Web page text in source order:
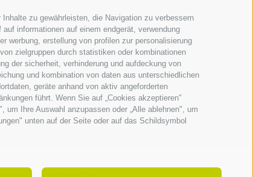
zu gewährleisten, die Navigation zu verbessern
informationen auf einem endgerät, verwendung
werbung, erstellung von profilen zur personalisierung
zielgruppen durch statistiken oder kombinationen
der sicherheit, verhinderung und aufdeckung von
und kombination von daten aus unterschiedlichen
geräte anhand von aktiv angeforderten
führt. Wenn Sie auf „Cookies akzeptieren"
Ihre Auswahl anzupassen oder „Alle ablehnen", um
unten auf der Seite oder auf das Schildsymbol